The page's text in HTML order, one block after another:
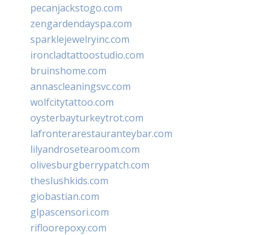
pecanjackstogo.com
zengardendayspa.com
sparklejewelryinc.com
ironcladtattoostudio.com
bruinshome.com
annascleaningsvc.com
wolfcitytattoo.com
oysterbayturkeytrot.com
lafronterarestauranteybar.com
lilyandrosetearoom.com
olivesburgberrypatch.com
theslushkids.com
giobastian.com
glpascensori.com
rifloorepoxy.com